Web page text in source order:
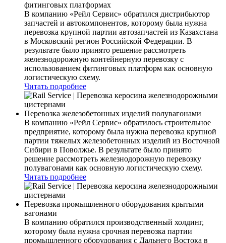
фитинговых платформах
В компанию «Рейл Сервис» обратился дистрибьютор
запчастей и автокомпонентов, которому была нужна
перевозка крупной партии автозапчастей из Казахстана
в Московский регион Российской Федерации. В
результате было принято решение рассмотреть
железнодорожную контейнерную перевозку с
использованием фитинговых платформ как основную
логистическую схему.
Читать подробнее
Перевозка железобетонных изделий полувагонами
В компанию «Рейл Сервис» обратилось строительное
предприятие, которому была нужна перевозка крупной
партии тяжелых железобетонных изделий из Восточной
Сибири в Поволжье. В результате было принято
решение рассмотреть железнодорожную перевозку
полувагонами как основную логистическую схему.
Читать подробнее
Перевозка промышленного оборудования крытыми
вагонами
В компанию обратился производственный холдинг,
которому была нужна срочная перевозка партии
промышленного оборудования с Дальнего Востока в